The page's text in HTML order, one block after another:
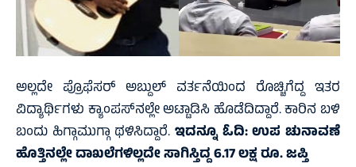
ಅಲ್ಲದೇ ಪ್ರೊಫೆಸರ್‌ ಅಬ್ದುಲ್‌ ವರ್ತನೆಯಿಂದ ರೊಚ್ಚಿಗೆದ್ದ ಇತರ
ವಿದ್ಯಾರ್ಥಿಗಳು ಕ್ಯಾಂಪಸ್‌ನಲ್ಲೇ ಅಟ್ಟಾಡಿಸಿ ಹೊಡೆದಿದ್ದಾರೆ. ಕಾರಿನ ಬಳಿ
ಬಂದು ಹಿಗ್ಗಾಮುಗ್ಗಾ ಥಳಿಸಿದ್ದಾರೆ. ಇದನ್ನೂ ಓದಿ:ಉಪ ಚುನಾವಣೆ
ಹೊತ್ತಿನಲ್ಲೇ ದಾಖಲೆಗಳಿಲ್ಲದೇ ಸಾಗಿಸ್ತಿದ್ದ 6.17 ಲಕ್ಷ ರೂ. ಜಪ್ತಿ